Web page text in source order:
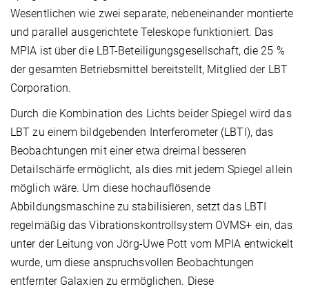
Wesentlichen wie zwei separate, nebeneinander montierte
und parallel ausgerichtete Teleskope funktioniert. Das
MPIA ist über die LBT-Beteiligungsgesellschaft, die 25 %
der gesamten Betriebsmittel bereitstellt, Mitglied der LBT
Corporation.
Durch die Kombination des Lichts beider Spiegel wird das
LBT zu einem bildgebenden Interferometer (LBTI), das
Beobachtungen mit einer etwa dreimal besseren
Detailschärfe ermöglicht, als dies mit jedem Spiegel allein
möglich wäre. Um diese hochauflösende
Abbildungsmaschine zu stabilisieren, setzt das LBTI
regelmäßig das Vibrationskontrollsystem OVMS+ ein, das
unter der Leitung von Jörg-Uwe Pott vom MPIA entwickelt
wurde, um diese anspruchsvollen Beobachtungen
entfernter Galaxien zu ermöglichen. Diese